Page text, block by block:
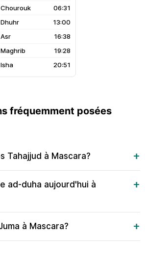
06:31
13:00
16:38
19:28
20:51
fréquemment posées
Tahajjud à Mascara?
ad-duha aujourd'hui à
à Mascara?